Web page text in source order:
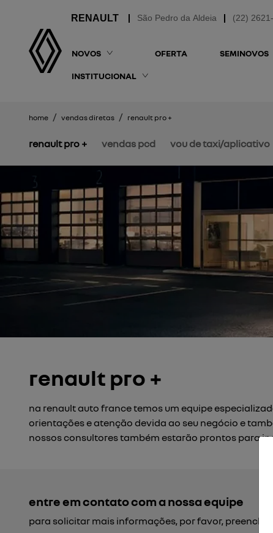
(22)
São Pedro da Aldeia
NOVOS OFERTA SEMINOVOS
INSTITUCIONAL
home vendas diretas renault pro +
renault pro + vendas pcd vou de taxi/aplicativo
renault pro +
na renault auto france temos um equipe
orientações e atenção devida ao seu negócio e
nossos consultores também estarão prontos para
entre em contato com a nossa equipe
para solicitar mais informações, por favor,